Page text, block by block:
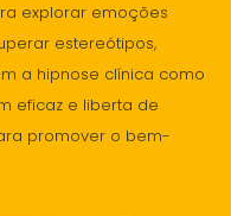
explorar emoções
estereótipos,
a hipnose clínica como
eficaz e liberta de
promover o bem-